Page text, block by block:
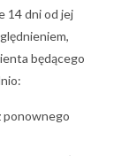
14 dni od jej
będącego
ponownego